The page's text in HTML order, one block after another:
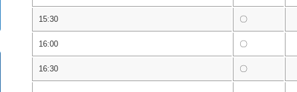
15:30 〇
16:00 〇
16:30 〇